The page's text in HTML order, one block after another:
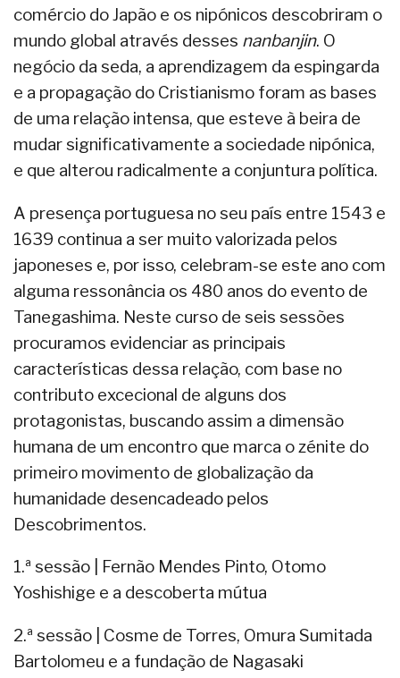
comércio do Japão e os nipónicos descobriram o
mundo global através desses nanbanjin. O
negócio da seda, a aprendizagem da espingarda
e a propagação do Cristianismo foram as bases
de uma relação intensa, que esteve à beira de
mudar significativamente a sociedade nipónica,
e que alterou radicalmente a conjuntura política.
A presença portuguesa no seu país entre 1543 e
1639 continua a ser muito valorizada pelos
japoneses e, por isso, celebram-se este ano com
alguma ressonância os 480 anos do evento de
Tanegashima. Neste curso de seis sessões
procuramos evidenciar as principais
características dessa relação, com base no
contributo excecional de alguns dos
protagonistas, buscando assim a dimensão
humana de um encontro que marca o zénite do
primeiro movimento de globalização da
humanidade desencadeado pelos
Descobrimentos.
1.ª sessão
Fernão Mendes Pinto, Otomo
Yoshishige e a descoberta mútua
2.ª sessão | Cosme de Torres, Omura Sumitada
Bartolomeu e a fundação de Nagasaki